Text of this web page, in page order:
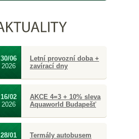
30/06
2026
Letní provozní doba +
zavírací dny
16/02
2026
AKCE 4=3 + 10% sleva
Aquaworld Budapešť
28/01 Termály autobusem